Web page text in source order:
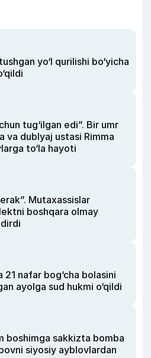
yo‘l qurilishi bo‘yicha
tug‘ilgan edi”. Bir umr
va dublyaj ustasi Rimma
to‘la hayoti
Mutaxassislar
boshqara olmay
21 nafar bog‘cha bolasini
ayolga sud hukmi o‘qildi
boshimga sakkizta bomba
siyosiy ayblovlardan